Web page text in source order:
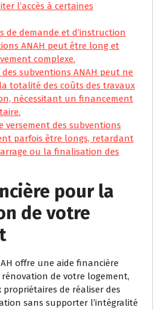
l’accès à certaines
de demande et d’instruction
ANAH peut être long et
complexe.
subventions ANAH peut ne
totalité des coûts des travaux
nécessitant un financement
versement des subventions
parfois être longs, retardant
ou la finalisation des
pour la
de votre
offre une aide financière
de votre logement,
de réaliser des
sans supporter l’intégralité